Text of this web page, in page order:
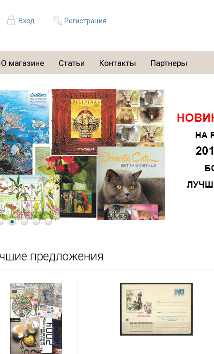
Вход Регистрация
О магазине Статьи Контакты Партнеры
предложения